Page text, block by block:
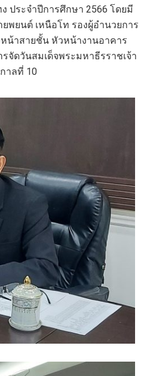
ประจำปีการศึกษา 2566 โดยมี
ยนต์ เหนือโท รองผู้อำนวยการ
น้าสายชั้น หัวหน้างานอาคาร
ดวันสมเด็จพระมหาธีรราชเจ้า
าลที่ 10